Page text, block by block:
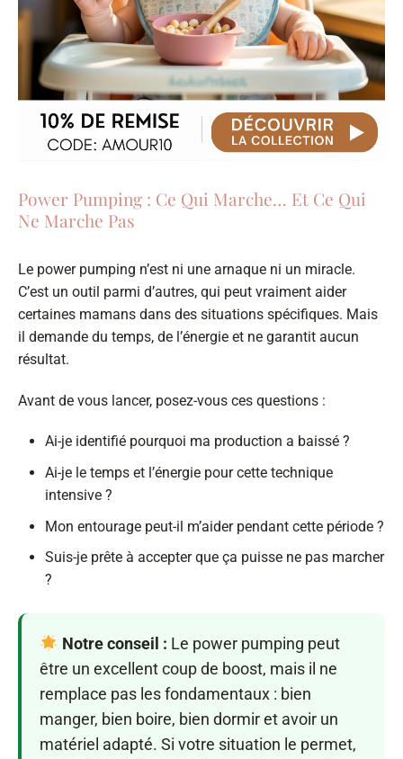
Power Pumping : Ce Qui Marche… Et Ce Qui
Ne Marche Pas
Le power pumping n’est ni une arnaque ni un miracle.
C’est un outil parmi d’autres, qui peut vraiment aider
certaines mamans dans des situations spécifiques. Mais
il demande du temps, de l’énergie et ne garantit aucun
résultat.
Avant de vous lancer, posez-vous ces questions :
Ai-je identifié pourquoi ma production a baissé ?
Ai-je le temps et l’énergie pour cette technique
intensive ?
Mon entourage peut-il m’aider pendant cette période ?
Suis-je prête à accepter que ça puisse ne pas marcher
?
Notre conseil : Le power pumping peut
être un excellent coup de boost, mais il ne
remplace pas les fondamentaux : bien
manger, bien boire, bien dormir et avoir un
matériel adapté. Si votre situation le permet,